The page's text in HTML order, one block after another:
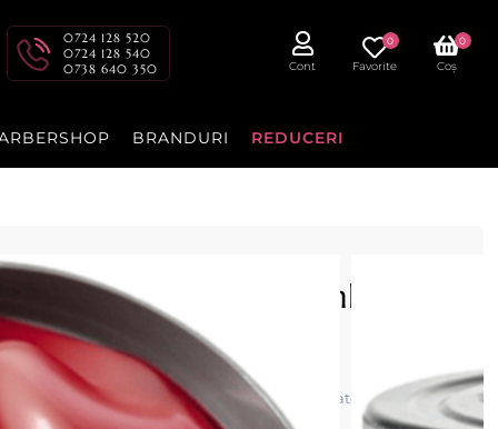
0724 128 520
0724 128 540
0738 640 350
Cont Favorite
0
Coș
0
BRANDURI REDUCERI
POMADE - 150ml -
cu fixare puternică și luciu intens. Textură water‑based, ușor
coafuri elegante și bine definite.